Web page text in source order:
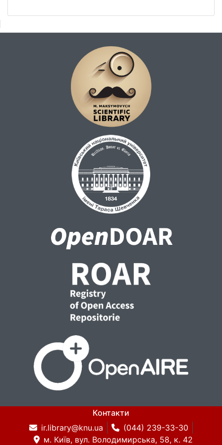
можна буде не раніше наступного року.
Контакти
ir.library@knu.ua
(044) 239-33-30
м. Київ, вул. Володимирська, 58, к. 42